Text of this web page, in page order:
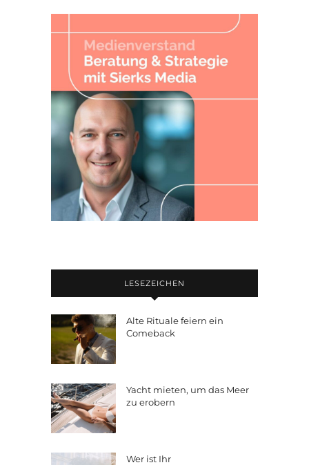
LESEZEICHEN
Alte Rituale feiern ein
Comeback
Yacht mieten, um das Meer
zu erobern
Wer ist Ihr